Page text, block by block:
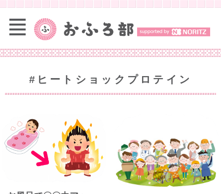
#ヒートショックプロテイン